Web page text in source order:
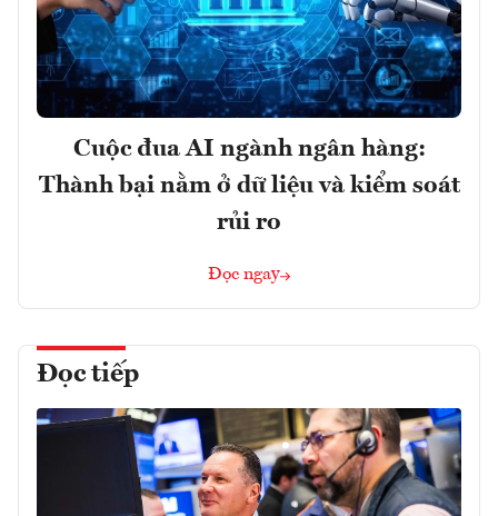
Cuộc đua AI ngành ngân hàng:
Thành bại nằm ở dữ liệu và kiểm soát
rủi ro
Đọc ngay
Đọc tiếp